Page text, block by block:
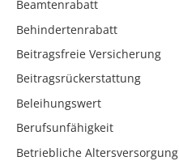
Beamtenrabatt
Behindertenrabatt
Beitragsfreie Versicherung
Beitragsrückerstattung
Beleihungswert
Berufsunfähigkeit
Betriebliche Altersversorgung